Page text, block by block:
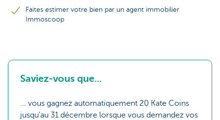
Faites estimer votre bien par un agent immobilier
Immoscoop
Saviez-vous que...
... vous gagnez automatiquement 20 Kate Coins
jusqu'au 31 décembre lorsque vous demandez vos